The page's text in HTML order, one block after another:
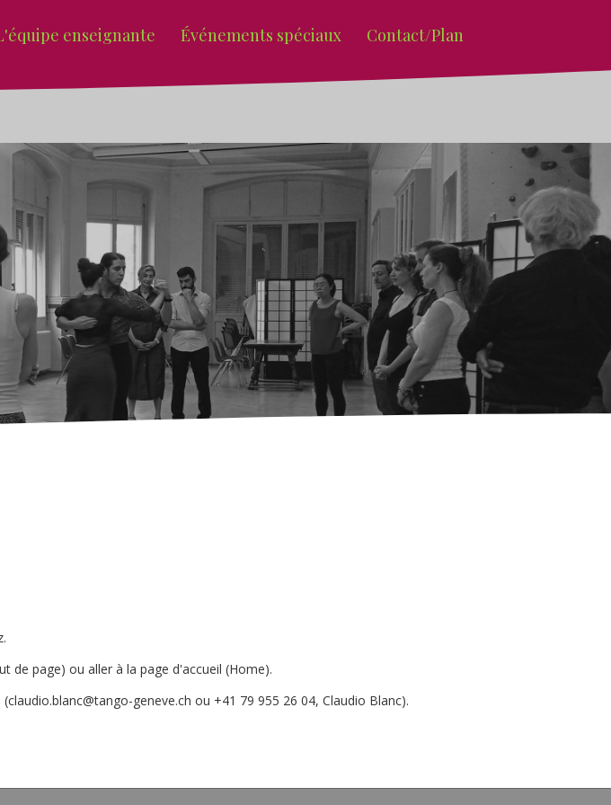
enseignante Événements spéciaux Contact/Plan
de page) ou aller à la page d'accueil (Home).
(claudio.blanc@tango-geneve.ch ou +41 79 955 26 04, Claudio Blanc).